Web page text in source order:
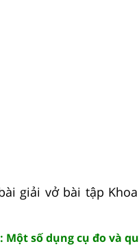
giải vở bài tập
Một số dụng cụ đo